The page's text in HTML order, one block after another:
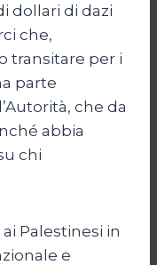
dollari di dazi
che,
transitare per i
parte
che da
abbia
chi
Palestinesi in
e